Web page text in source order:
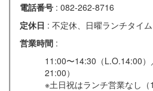
電話番号 : 082-262-8716
定休日 : 不定休、日曜ランチタイム
営業時間 :
11:00〜14:30（L.O.14:00
21:00）
※土日祝はランチ営業なし（